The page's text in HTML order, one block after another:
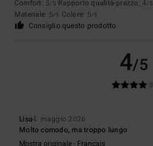
Comfort: 5/5 Rapporto qualità-prezzo: 4/5
Materiale: 5/5 Colore: 5/5
Consiglio questo prodotto
4/5
Lisa4. maggio 2026
Molto comodo, ma troppo lungo
Mostra originale - Français